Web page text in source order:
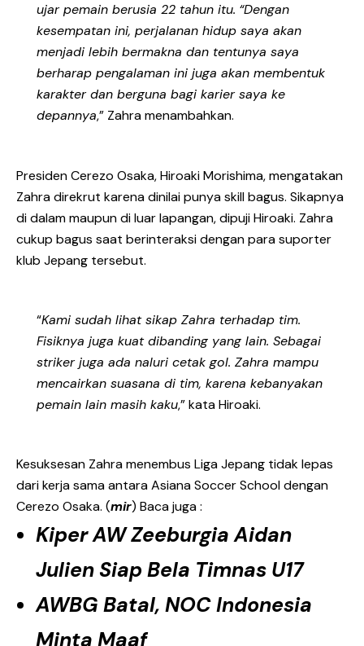
ujar pemain berusia 22 tahun itu. “Dengan
kesempatan ini, perjalanan hidup saya akan
menjadi lebih bermakna dan tentunya saya
berharap pengalaman ini juga akan membentuk
karakter dan berguna bagi karier saya ke
depannya,” Zahra menambahkan.
Presiden Cerezo Osaka, Hiroaki Morishima, mengatakan
Zahra direkrut karena dinilai punya skill bagus. Sikapnya
di dalam maupun di luar lapangan, dipuji Hiroaki. Zahra
cukup bagus saat berinteraksi dengan para suporter
klub Jepang tersebut.
“Kami sudah lihat sikap Zahra terhadap tim.
Fisiknya juga kuat dibanding yang lain. Sebagai
striker juga ada naluri cetak gol. Zahra mampu
mencairkan suasana di tim, karena kebanyakan
pemain lain masih kaku,” kata Hiroaki.
Kesuksesan Zahra menembus Liga Jepang tidak lepas
dari kerja sama antara Asiana Soccer School dengan
Cerezo Osaka. (mir) Baca juga :
Kiper AW Zeeburgia Aidan
Julien Siap Bela Timnas U17
AWBG Batal, NOC Indonesia
Minta Maaf